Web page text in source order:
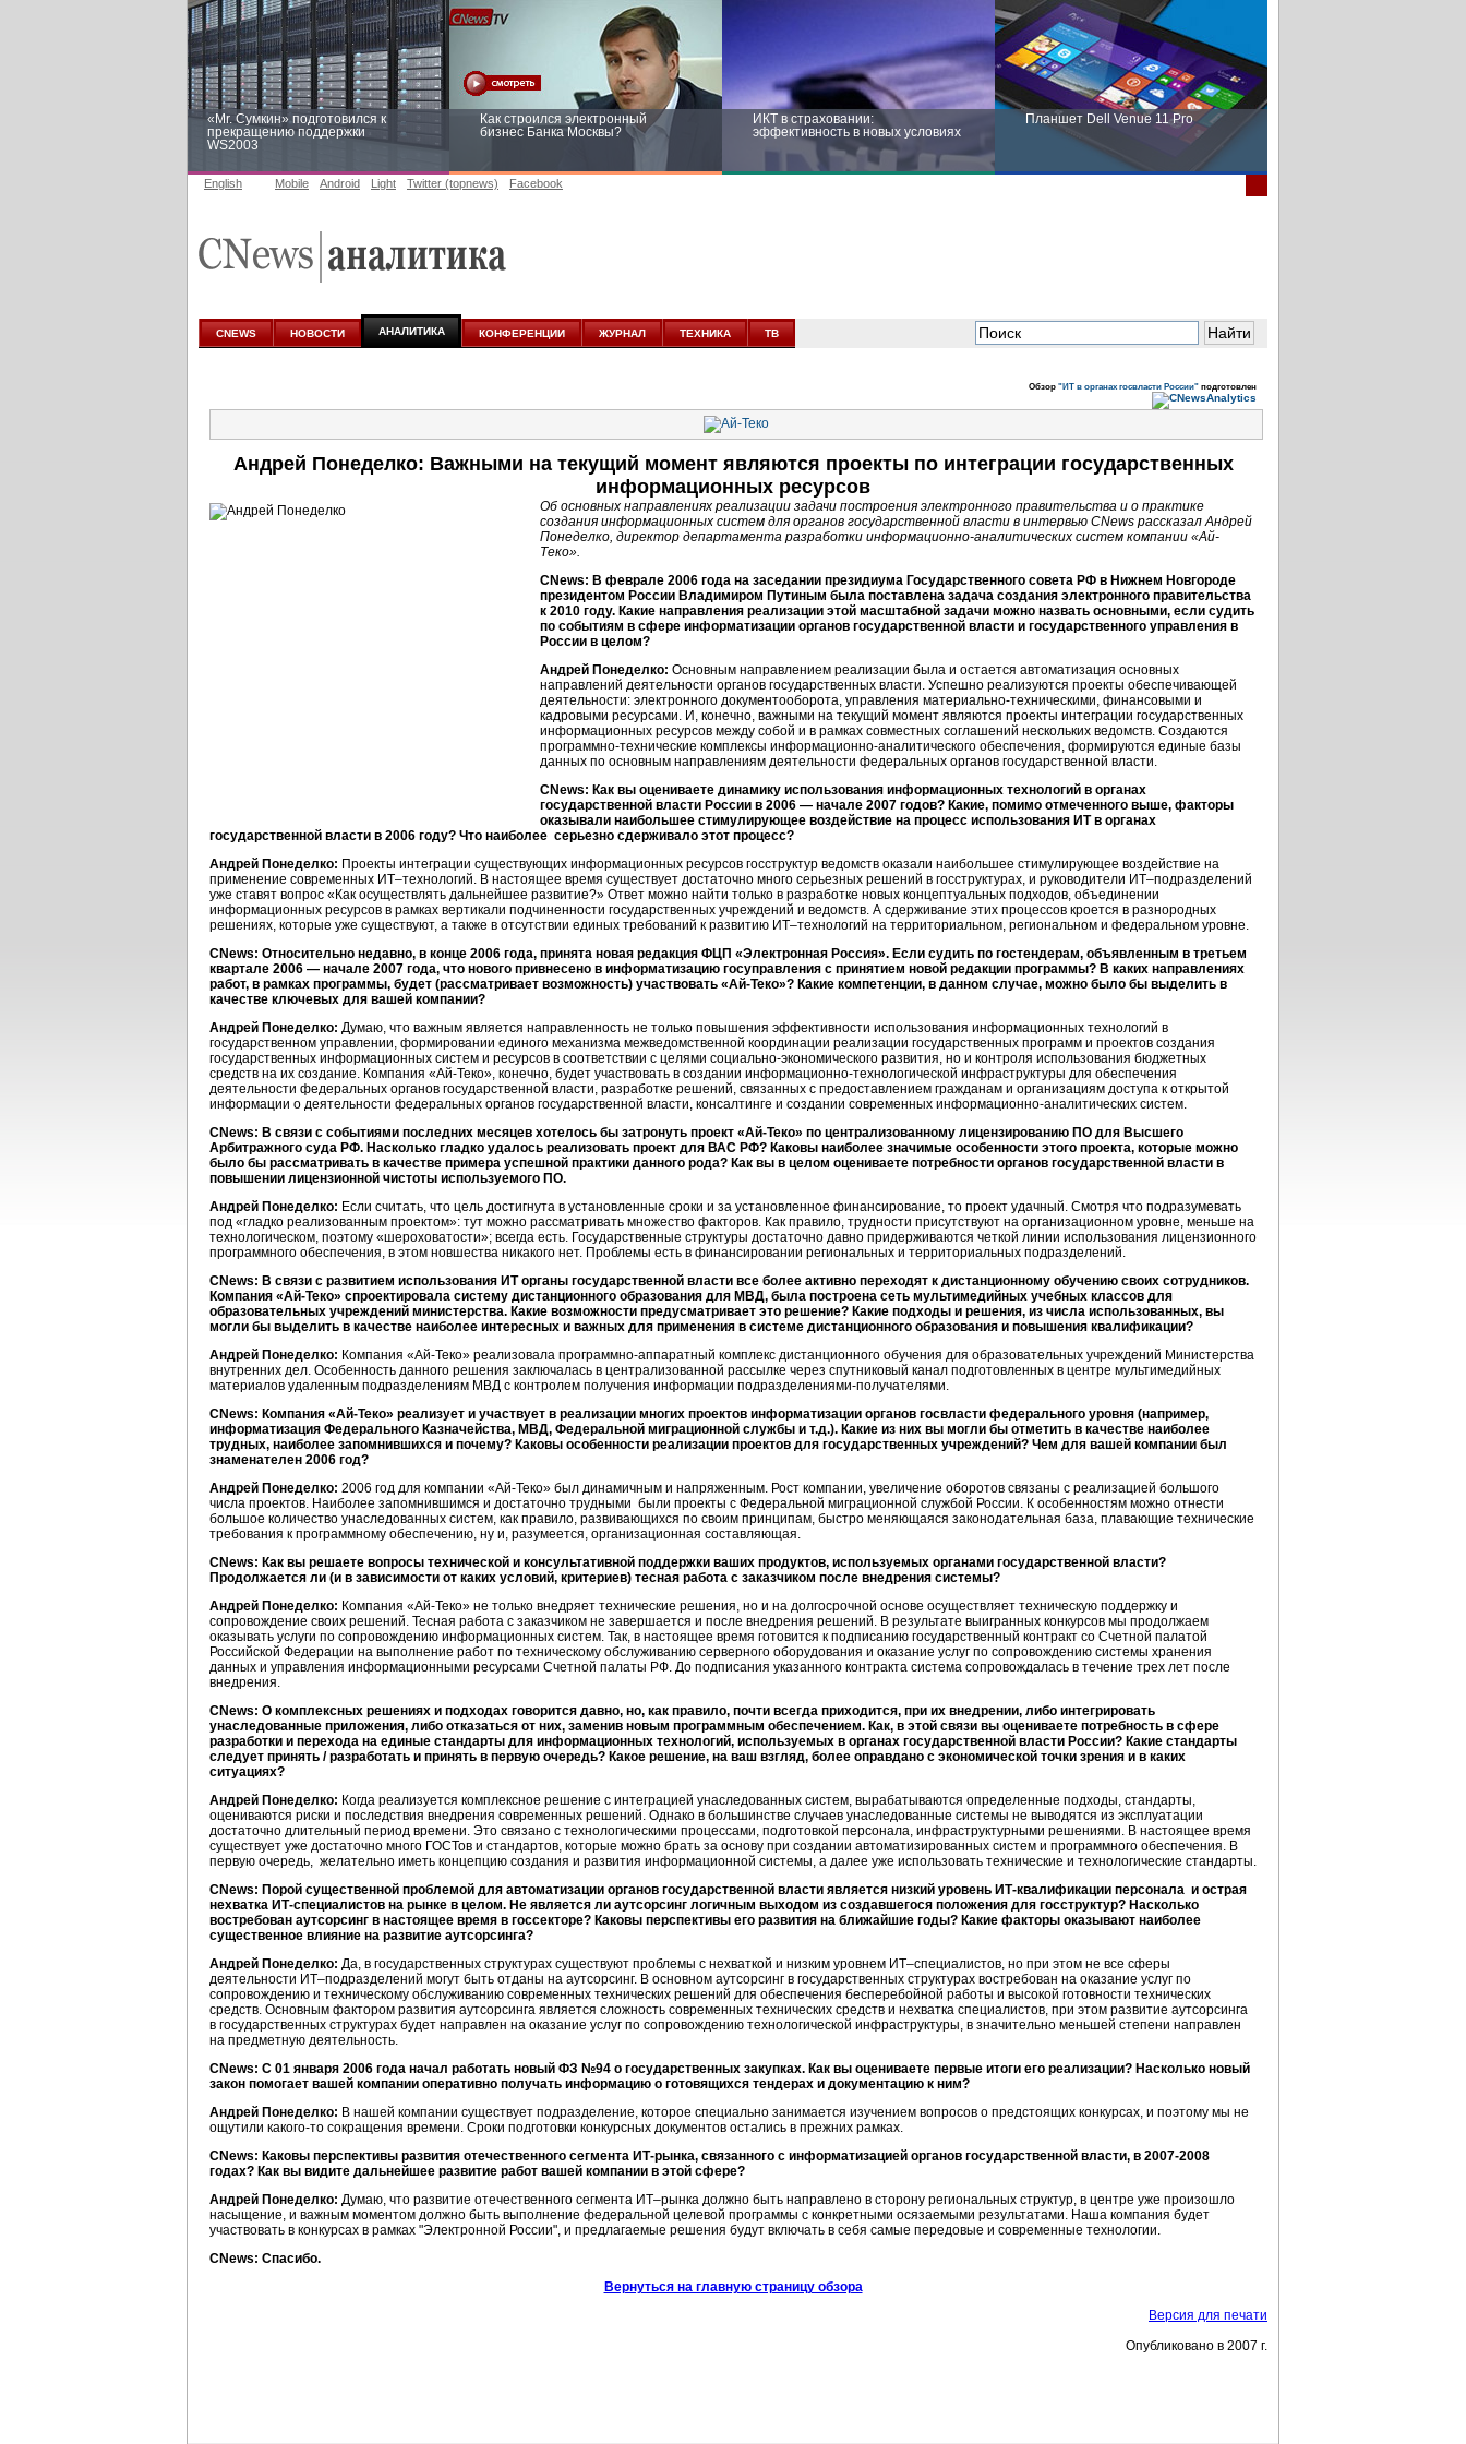
«Mr. Сумкин» подготовился к
прекращению поддержки
WS2003
Как строился электронный
бизнес Банка Москвы?
ИКТ в страховании:
эффективность в новых условиях
Планшет Dell Venue 11 Pro
аналитике
новых условиях
English Mobile Android Light Twitter (topnews) Facebook
CNEWS НОВОСТИ АНАЛИТИКА КОНФЕРЕНЦИИ ЖУРНАЛ ТЕХНИКА ТВ
Обзор "ИТ в органах госвласти России" подготовлен
Андрей Понеделко: Важными на текущий момент являются проекты по интеграции государственных
информационных ресурсов
Об основных направлениях реализации задачи построения электронного правительства и о практике
создания информационных систем для органов государственной власти в интервью CNews рассказал Андрей
Понеделко, директор департамента разработки информационно-аналитических систем компании «Ай-
Теко».
CNews: В феврале 2006 года на заседании президиума Государственного совета РФ в Нижнем Новгороде
президентом России Владимиром Путиным была поставлена задача создания электронного правительства
к 2010 году. Какие направления реализации этой масштабной задачи можно назвать основными, если судить
по событиям в сфере информатизации органов государственной власти и государственного управления в
России в целом?
Андрей Понеделко: Основным направлением реализации была и остается автоматизация основных
направлений деятельности органов государственных власти. Успешно реализуются проекты обеспечивающей
деятельности: электронного документооборота, управления материально-техническими, финансовыми и
кадровыми ресурсами. И, конечно, важными на текущий момент являются проекты интеграции государственных
информационных ресурсов между собой и в рамках совместных соглашений нескольких ведомств. Создаются
программно-технические комплексы информационно-аналитического обеспечения, формируются единые базы
данных по основным направлениям деятельности федеральных органов государственной власти.
CNews: Как вы оцениваете динамику использования информационных технологий в органах
государственной власти России в 2006 — начале 2007 годов? Какие, помимо отмеченного выше, факторы
оказывали наибольшее стимулирующее воздействие на процесс использования ИТ в органах
государственной власти в 2006 году? Что наиболее серьезно сдерживало этот процесс?
Андрей Понеделко: Проекты интеграции существующих информационных ресурсов госструктур ведомств оказали наибольшее стимулирующее воздействие на
применение современных ИТ–технологий. В настоящее время существует достаточно много серьезных решений в госструктурах, и руководители ИТ–подразделений
уже ставят вопрос «Как осуществлять дальнейшее развитие?» Ответ можно найти только в разработке новых концептуальных подходов, объединении
информационных ресурсов в рамках вертикали подчиненности государственных учреждений и ведомств. А сдерживание этих процессов кроется в разнородных
решениях, которые уже существуют, а также в отсутствии единых требований к развитию ИТ–технологий на территориальном, региональном и федеральном уровне.
CNews: Относительно недавно, в конце 2006 года, принята новая редакция ФЦП «Электронная Россия». Если судить по гостендерам, объявленным в третьем
квартале 2006 — начале 2007 года, что нового привнесено в информатизацию госуправления с принятием новой редакции программы? В каких направлениях
работ, в рамках программы, будет (рассматривает возможность) участвовать «Ай-Теко»? Какие компетенции, в данном случае, можно было бы выделить в
качестве ключевых для вашей компании?
Андрей Понеделко: Думаю, что важным является направленность не только повышения эффективности использования информационных технологий в
государственном управлении, формировании единого механизма межведомственной координации реализации государственных программ и проектов создания
государственных информационных систем и ресурсов в соответствии с целями социально-экономического развития, но и контроля использования бюджетных
средств на их создание. Компания «Ай-Теко», конечно, будет участвовать в создании информационно-технологической инфраструктуры для обеспечения
деятельности федеральных органов государственной власти, разработке решений, связанных с предоставлением гражданам и организациям доступа к открытой
информации о деятельности федеральных органов государственной власти, консалтинге и создании современных информационно-аналитических систем.
CNews: В связи с событиями последних месяцев хотелось бы затронуть проект «Ай-Теко» по централизованному лицензированию ПО для Высшего
Арбитражного суда РФ. Насколько гладко удалось реализовать проект для ВАС РФ? Каковы наиболее значимые особенности этого проекта, которые можно
было бы рассматривать в качестве примера успешной практики данного рода? Как вы в целом оцениваете потребности органов государственной власти в
повышении лицензионной чистоты используемого ПО.
Андрей Понеделко: Если считать, что цель достигнута в установленные сроки и за установленное финансирование, то проект удачный. Смотря что подразумевать
под «гладко реализованным проектом»: тут можно рассматривать множество факторов. Как правило, трудности присутствуют на организационном уровне, меньше на
технологическом, поэтому «шероховатости»; всегда есть. Государственные структуры достаточно давно придерживаются четкой линии использования лицензионного
программного обеспечения, в этом новшества никакого нет. Проблемы есть в финансировании региональных и территориальных подразделений.
CNews: В связи с развитием использования ИТ органы государственной власти все более активно переходят к дистанционному обучению своих сотрудников.
Компания «Ай-Теко» спроектировала систему дистанционного образования для МВД, была построена сеть мультимедийных учебных классов для
образовательных учреждений министерства. Какие возможности предусматривает это решение? Какие подходы и решения, из числа использованных, вы
могли бы выделить в качестве наиболее интересных и важных для применения в системе дистанционного образования и повышения квалификации?
Андрей Понеделко: Компания «Ай-Теко» реализовала программно-аппаратный комплекс дистанционного обучения для образовательных учреждений Министерства
внутренних дел. Особенность данного решения заключалась в централизованной рассылке через спутниковый канал подготовленных в центре мультимедийных
материалов удаленным подразделениям МВД с контролем получения информации подразделениями-получателями.
CNews: Компания «Ай-Теко» реализует и участвует в реализации многих проектов информатизации органов госвласти федерального уровня (например,
информатизация Федерального Казначейства, МВД, Федеральной миграционной службы и т.д.). Какие из них вы могли бы отметить в качестве наиболее
трудных, наиболее запомнившихся и почему? Каковы особенности реализации проектов для государственных учреждений? Чем для вашей компании был
знаменателен 2006 год?
Андрей Понеделко: 2006 год для компании «Ай-Теко» был динамичным и напряженным. Рост компании, увеличение оборотов связаны с реализацией большого
числа проектов. Наиболее запомнившимся и достаточно трудными были проекты с Федеральной миграционной службой России. К особенностям можно отнести
большое количество унаследованных систем, как правило, развивающихся по своим принципам, быстро меняющаяся законодательная база, плавающие технические
требования к программному обеспечению, ну и, разумеется, организационная составляющая.
CNews: Как вы решаете вопросы технической и консультативной поддержки ваших продуктов, используемых органами государственной власти?
Продолжается ли (и в зависимости от каких условий, критериев) тесная работа с заказчиком после внедрения системы?
Андрей Понеделко: Компания «Ай-Теко» не только внедряет технические решения, но и на долгосрочной основе осуществляет техническую поддержку и
сопровождение своих решений. Тесная работа с заказчиком не завершается и после внедрения решений. В результате выигранных конкурсов мы продолжаем
оказывать услуги по сопровождению информационных систем. Так, в настоящее время готовится к подписанию государственный контракт со Счетной палатой
Российской Федерации на выполнение работ по техническому обслуживанию серверного оборудования и оказание услуг по сопровождению системы хранения
данных и управления информационными ресурсами Счетной палаты РФ. До подписания указанного контракта система сопровождалась в течение трех лет после
внедрения.
CNews: О комплексных решениях и подходах говорится давно, но, как правило, почти всегда приходится, при их внедрении, либо интегрировать
унаследованные приложения, либо отказаться от них, заменив новым программным обеспечением. Как, в этой связи вы оцениваете потребность в сфере
разработки и перехода на единые стандарты для информационных технологий, используемых в органах государственной власти России? Какие стандарты
следует принять / разработать и принять в первую очередь? Какое решение, на ваш взгляд, более оправдано с экономической точки зрения и в каких
ситуациях?
Андрей Понеделко: Когда реализуется комплексное решение с интеграцией унаследованных систем, вырабатываются определенные подходы, стандарты,
оцениваются риски и последствия внедрения современных решений. Однако в большинстве случаев унаследованные системы не выводятся из эксплуатации
достаточно длительный период времени. Это связано с технологическими процессами, подготовкой персонала, инфраструктурными решениями. В настоящее время
существует уже достаточно много ГОСТов и стандартов, которые можно брать за основу при создании автоматизированных систем и программного обеспечения. В
первую очередь, желательно иметь концепцию создания и развития информационной системы, а далее уже использовать технические и технологические стандарты.
CNews: Порой существенной проблемой для автоматизации органов государственной власти является низкий уровень ИТ-квалификации персонала и острая
нехватка ИТ-специалистов на рынке в целом. Не является ли аутсорсинг логичным выходом из создавшегося положения для госструктур? Насколько
востребован аутсорсинг в настоящее время в госсекторе? Каковы перспективы его развития на ближайшие годы? Какие факторы оказывают наиболее
существенное влияние на развитие аутсорсинга?
Андрей Понеделко: Да, в государственных структурах существуют проблемы с нехваткой и низким уровнем ИТ–специалистов, но при этом не все сферы
деятельности ИТ–подразделений могут быть отданы на аутсорсинг. В основном аутсорсинг в государственных структурах востребован на оказание услуг по
сопровождению и техническому обслуживанию современных технических решений для обеспечения бесперебойной работы и высокой готовности технических
средств. Основным фактором развития аутсорсинга является сложность современных технических средств и нехватка специалистов, при этом развитие аутсорсинга
в государственных структурах будет направлен на оказание услуг по сопровождению технологической инфраструктуры, в значительно меньшей степени направлен
на предметную деятельность.
CNews: С 01 января 2006 года начал работать новый ФЗ №94 о государственных закупках. Как вы оцениваете первые итоги его реализации? Насколько новый
закон помогает вашей компании оперативно получать информацию о готовящихся тендерах и документацию к ним?
Андрей Понеделко: В нашей компании существует подразделение, которое специально занимается изучением вопросов о предстоящих конкурсах, и поэтому мы не
ощутили какого-то сокращения времени. Сроки подготовки конкурсных документов остались в прежних рамках.
CNews: Каковы перспективы развития отечественного сегмента ИТ-рынка, связанного с информатизацией органов государственной власти, в 2007-2008
годах? Как вы видите дальнейшее развитие работ вашей компании в этой сфере?
Андрей Понеделко: Думаю, что развитие отечественного сегмента ИТ–рынка должно быть направлено в сторону региональных структур, в центре уже произошло
насыщение, и важным моментом должно быть выполнение федеральной целевой программы с конкретными осязаемыми результатами. Наша компания будет
участвовать в конкурсах в рамках "Электронной России", и предлагаемые решения будут включать в себя самые передовые и современные технологии.
CNews: Спасибо.
Вернуться на главную страницу обзора
Версия для печати
Опубликовано в 2007 г.